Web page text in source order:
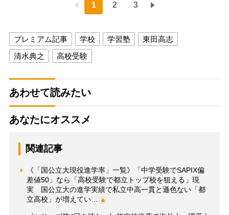
1 2 3
プレミアム記事 学校 学習塾
東田高志
清水典之
高校受験
あわせて読みたい
あなたにオススメ
関連記事
《「国公立大現役進学率」一覧》「中学受験でSAPIX偏
差値50」なら「高校受験で都立トップ校を狙える」現
実 国公立大の進学実績で私立中高一貫と遜色ない「都
立高校」が増えてい…